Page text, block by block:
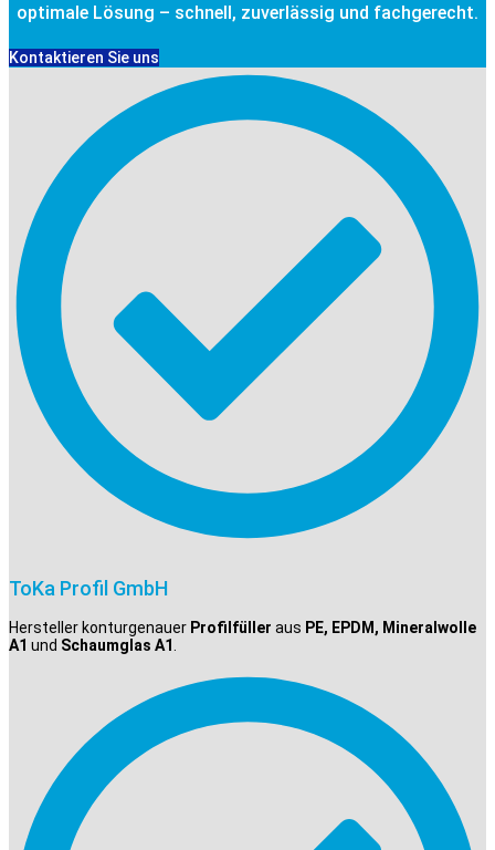
optimale Lösung – schnell, zuverlässig und fachgerecht.
Kontaktieren Sie uns
ToKa Profil GmbH
Hersteller konturgenauer Profilfüller aus PE, EPDM, Mineralwolle
A1 und Schaumglas A1